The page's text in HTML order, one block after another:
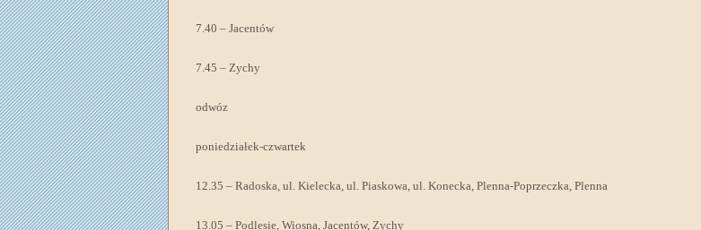
7.40 – Jacentów
7.45 – Zychy
odwóz
poniedziałek-czwartek
12.35 – Radoska, ul. Kielecka, ul. Piaskowa, ul. Konecka, Plenna-Poprzeczka, Plenna
13.05 – Podlesie, Wiosna, Jacentów, Zychy